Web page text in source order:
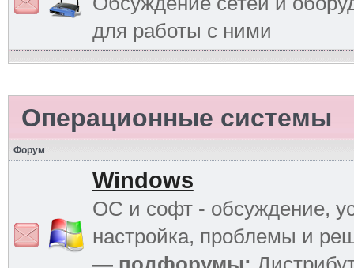
для работы с ними
Операционные системы
Форум
Windows
ОС и софт - обсуждение,
настройка, проблемы и